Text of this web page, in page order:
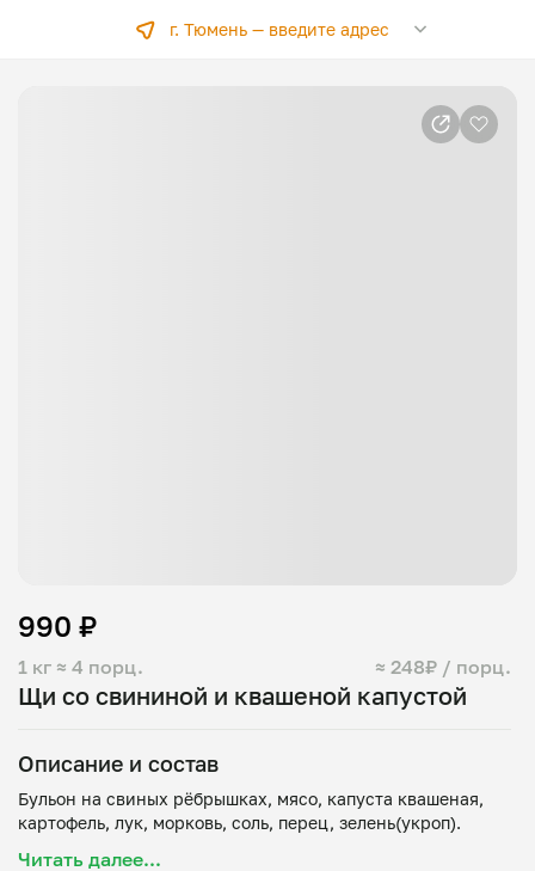
г. Тюмень — введите адрес
Щи со свининой и квашеной капустой
1 кг ≈ 4 порц. ≈ 248₽ / порц.
990 ₽
Описание и состав
Бульон на свиных рёбрышках, мясо, капуста квашеная,
Читать далее...